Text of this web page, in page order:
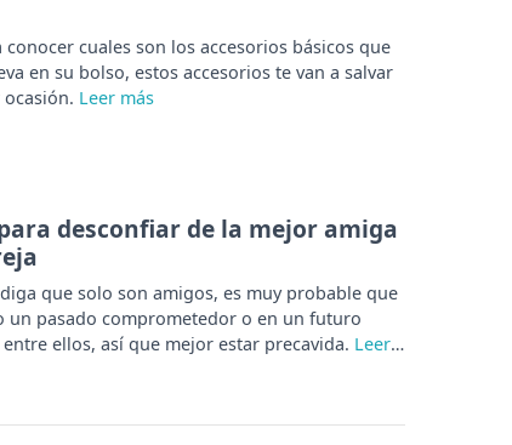
conocer cuales son los accesorios básicos que
en su bolso, estos accesorios te van a salvar
desconfiar de la mejor amiga
que solo son amigos, es muy probable que
un pasado comprometedor o en un futuro
ellos, así que mejor estar precavida.